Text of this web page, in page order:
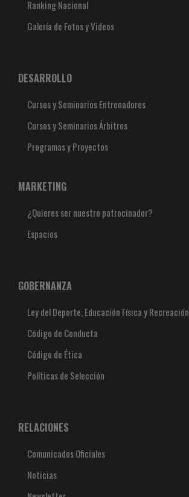
Ranking Nacional
Galería de Fotos y Videos
DESARROLLO
Cursos y Seminarios Entrenadores
Cursos y Seminarios Árbitros
Programas y Proyectos
MARKETING
¿Quieres ser nuestro patrocinador?
Espacios
GOBERNANZA
Ley del Deporte, Educación Física y Recreación
Código de Conducta
Código de Ética
Políticas de Selección
RELACIONES
Comunicados Oficiales
Noticias